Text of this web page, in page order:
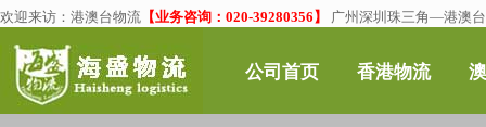
欢迎来访： 港澳台物流 【业务咨询：020-39280356】 广州深圳珠三角—港澳
公司首页 香港物流